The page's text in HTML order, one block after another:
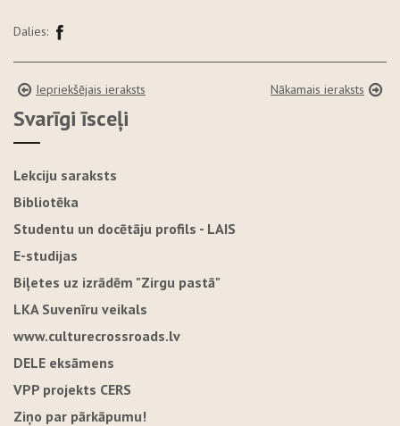
Dalies:
Iepriekšējais ieraksts Nākamais ieraksts
Svarīgi īsceļi
Lekciju saraksts
Bibliotēka
Studentu un docētāju profils - LAIS
E-studijas
Biļetes uz izrādēm "Zirgu pastā"
LKA Suvenīru veikals
www.culturecrossroads.lv
DELE eksāmens
VPP projekts CERS
Ziņo par pārkāpumu!